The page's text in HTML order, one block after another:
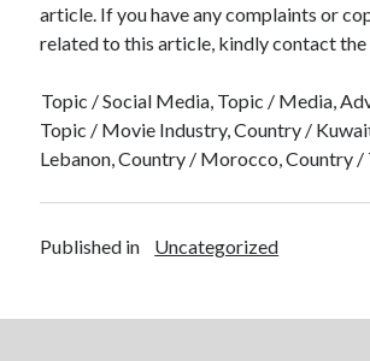
article. If you have any complaints or
related to this article, kindly contact the
Topic / Social Media, Topic / Media,
Topic / Movie Industry, Country /
Lebanon, Country / Morocco, Country /
Published in Uncategorized